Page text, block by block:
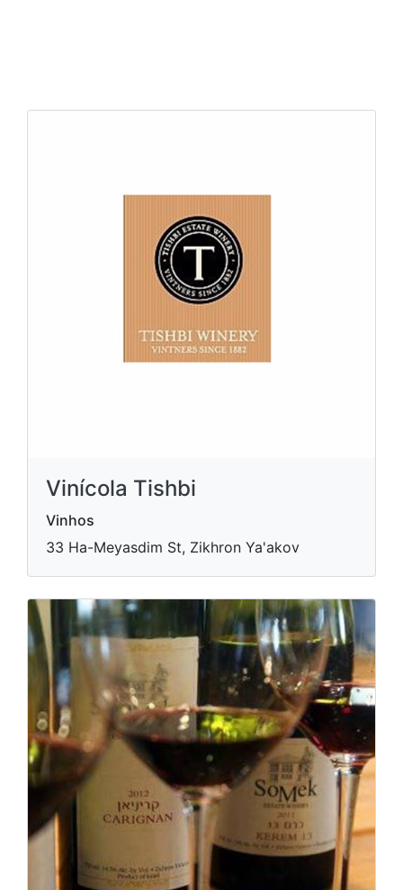
Vinícola Tishbi
Vinhos
33 Ha-Meyasdim St, Zikhron Ya'akov